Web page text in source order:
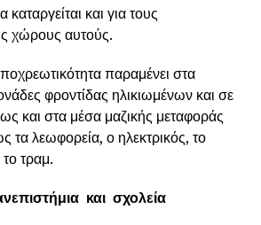
και για τους
χώρους αυτούς.
παραμένει στα
φροντίδας ηλικιωμένων και σε
και στα μέσα μαζικής μεταφοράς
τα λεωφορεία, ο ηλεκτρικός, το
το τραμ.
και σχολεία